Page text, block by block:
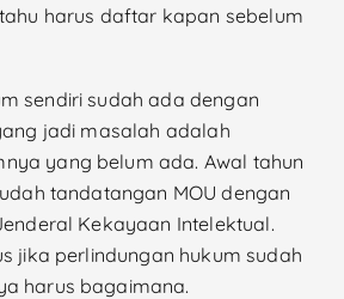
harus daftar kapan sebelum
sendiri sudah ada dengan
jadi masalah adalah
yang belum ada. Awal tahun
tandatangan MOU dengan
Kekayaan Intelektual.
jika perlindungan hukum sudah
harus bagaimana.